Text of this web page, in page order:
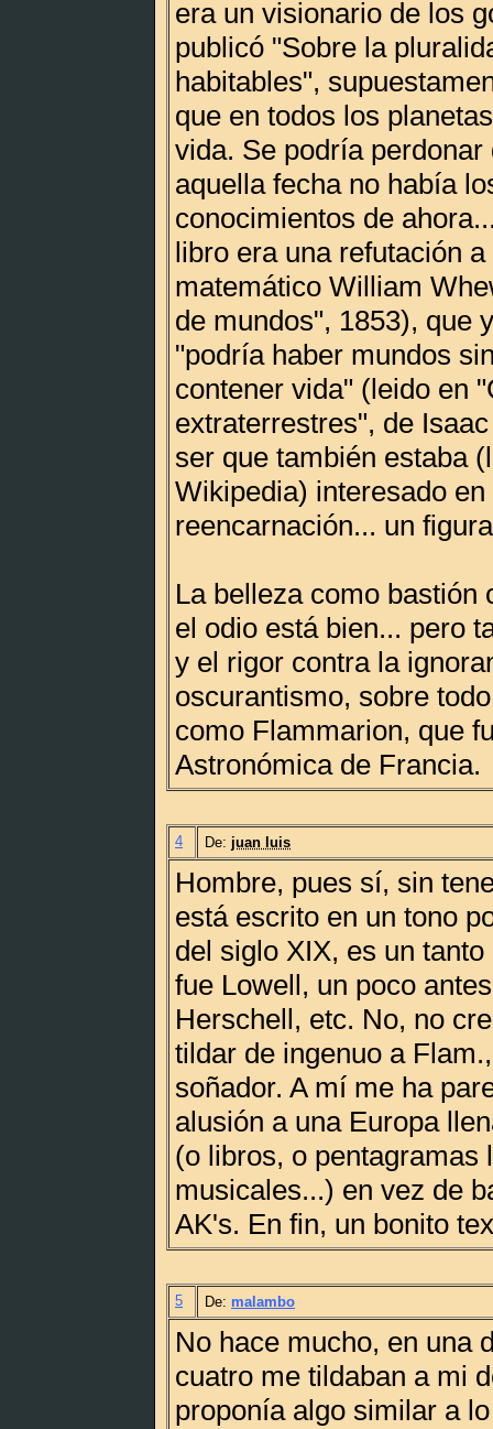
era un visionario de los
publicó "Sobre la
habitables",
que en todos los
vida. Se podría perdonar
aquella fecha no había
conocimientos de
libro era una refutación
matemático William
de mundos", 1853), que
"podría haber mundos
contener vida" (leido en
extraterrestres", de
ser que también estaba
Wikipedia) interesado
reencarnación... un
La belleza como bastión
el odio está bien... pero
y el rigor contra la
oscurantismo, sobre
como Flammarion, que
Astronómica de Francia.
4 De: juan luis
Hombre, pues sí, sin
está escrito en un tono
del siglo XIX, es un
fue Lowell, un poco
Herschell, etc. No, no
tildar de ingenuo a
soñador. A mí me ha
alusión a una Europa
(o libros, o pentagramas
musicales...) en vez de
AK's. En fin, un bonito
5 De: malambo
No hace mucho, en una
cuatro me tildaban a mi
proponía algo similar a